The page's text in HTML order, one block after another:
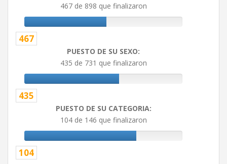
467 de 898 que finalizaron
467
PUESTO DE SU SEXO:
435 de 731 que finalizaron
435
PUESTO DE SU CATEGORIA:
104 de 146 que finalizaron
104